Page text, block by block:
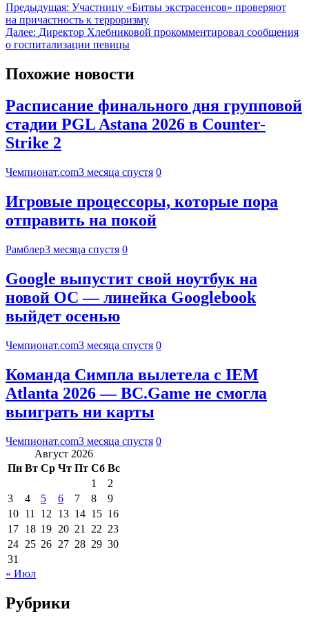
Предыдущая: Участницу «Битвы экстрасенсов» проверяют
на причастность к терроризму
Далее: Директор Хлебниковой прокомментировал сообщения
о госпитализации певицы
Похожие новости
Расписание финального дня групповой
стадии PGL Astana 2026 в Counter-
Strike 2
Чемпионат.com3 месяца спустя 0
Игровые процессоры, которые пора
отправить на покой
Рамблер3 месяца спустя 0
Google выпустит свой ноутбук на
новой ОС — линейка Googlebook
выйдет осенью
Чемпионат.com3 месяца спустя 0
Команда Симпла вылетела с IEM
Atlanta 2026 — BC.Game не смогла
выиграть ни карты
Чемпионат.com3 месяца спустя 0
Август 2026
Пн Вт Ср Чт Пт Сб Вс
1
2
3
4 5 6 7 8
9
10 11 12 13 14 15 16
17 18 19 20 21 22 23
24 25 26 27 28 29 30
31
« Июл
Рубрики